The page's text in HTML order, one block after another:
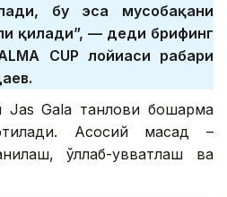
бу эса мусобақани
қилади”, — деди брифинг
CUP лойиҳаси раҳбари
Gala танлови бошқарма
Асосий мақсад –
қўллаб-қувватлаш ва